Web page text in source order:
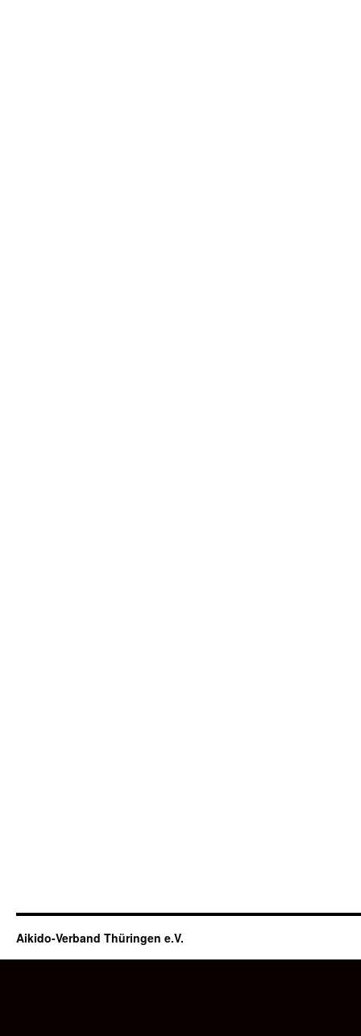
Aikido-Verband Thüringen e.V.